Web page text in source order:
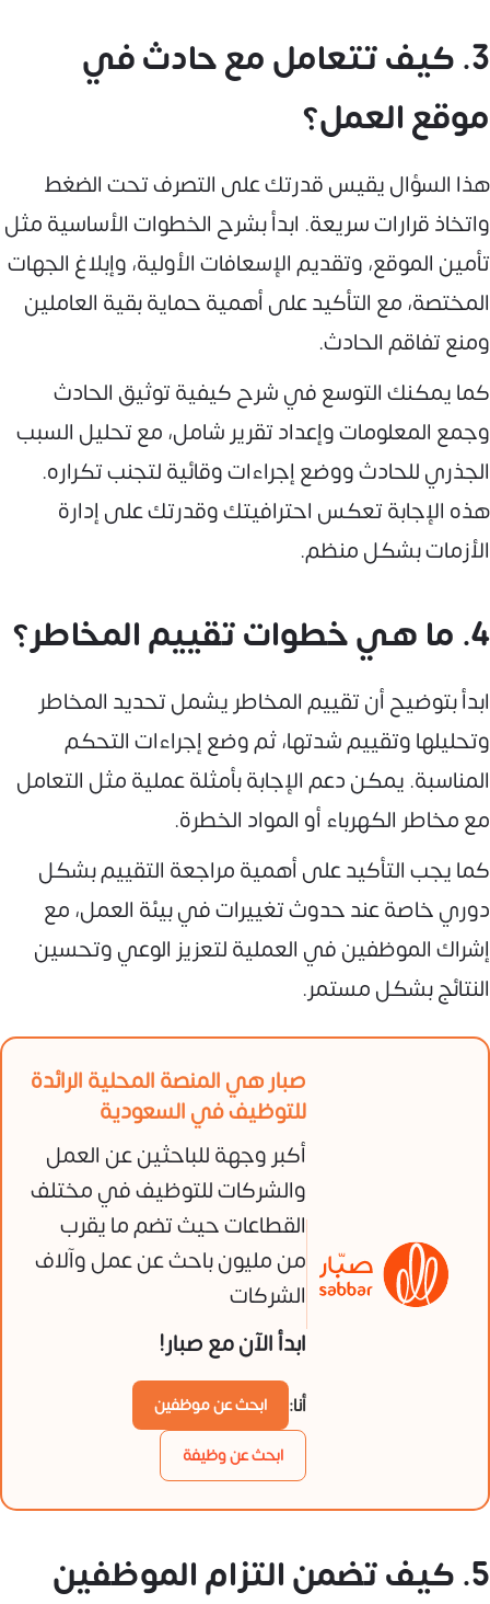
3. كيف تتعامل مع حادث في
موقع العمل؟
هذا السؤال يقيس قدرتك على التصرف تحت الضغط
واتخاذ قرارات سريعة. ابدأ بشرح الخطوات الأساسية مثل
تأمين الموقع، وتقديم الإسعافات الأولية، وإبلاغ الجهات
المختصة، مع التأكيد على أهمية حماية بقية العاملين
ومنع تفاقم الحادث.
كما يمكنك التوسع في شرح كيفية توثيق الحادث
وجمع المعلومات وإعداد تقرير شامل، مع تحليل السبب
الجذري للحادث ووضع إجراءات وقائية لتجنب تكراره.
هذه الإجابة تعكس احترافيتك وقدرتك على إدارة
الأزمات بشكل منظم.
4. ما هي خطوات تقييم المخاطر؟
ابدأ بتوضيح أن تقييم المخاطر يشمل تحديد المخاطر
وتحليلها وتقييم شدتها، ثم وضع إجراءات التحكم
المناسبة. يمكن دعم الإجابة بأمثلة عملية مثل التعامل
مع مخاطر الكهرباء أو المواد الخطرة.
كما يجب التأكيد على أهمية مراجعة التقييم بشكل
دوري خاصة عند حدوث تغييرات في بيئة العمل، مع
إشراك الموظفين في العملية لتعزيز الوعي وتحسين
النتائج بشكل مستمر.
صبار هي المنصة المحلية الرائدة
للتوظيف في السعودية
أكبر وجهة للباحثين عن العمل
والشركات للتوظيف في مختلف
القطاعات حيث تضم ما يقرب
من مليون باحث عن عمل وآلاف
الشركات
ابدأ الآن مع صبار!
أنا:
ابحث عن موظفين
ابحث عن وظيفة
5. كيف تضمن التزام الموظفين